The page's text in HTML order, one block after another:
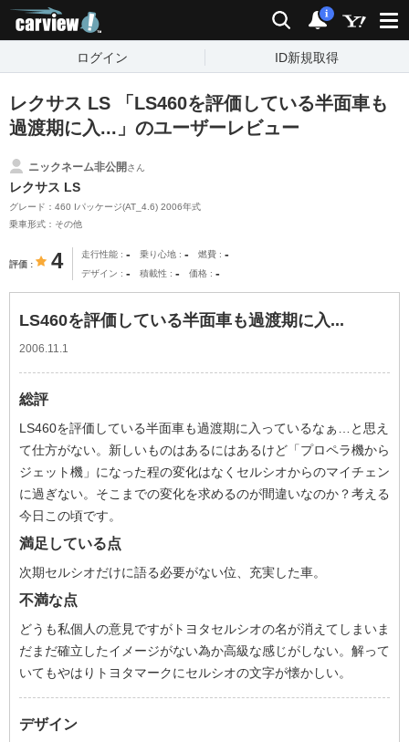
検索 通知
i
ログイン ID新規取得
レクサス LS 「LS460を評価している半面車も
過渡期に入...」のユーザーレビュー
ニックネーム非公開さん
レクサス LS
グレード：460 Iパッケージ(AT_4.6) 2006年式
乗車形式：その他
評価 4 走行性能 - 乗り心地 - 燃費 -
デザイン - 積載性 - 価格 -
LS460を評価している半面車も過渡期に入...
2006.11.1
総評
LS460を評価している半面車も過渡期に入っているなぁ…と思え
て仕方がない。新しいものはあるにはあるけど「プロペラ機から
ジェット機」になった程の変化はなくセルシオからのマイチェン
に過ぎない。そこまでの変化を求めるのが間違いなのか？考える
今日この頃です。
満足している点
次期セルシオだけに語る必要がない位、充実した車。
不満な点
どうも私個人の意見ですがトヨタセルシオの名が消えてしまいま
だまだ確立したイメージがない為か高級な感じがしない。解って
いてもやはりトヨタマークにセルシオの文字が懐かしい。
デザイン